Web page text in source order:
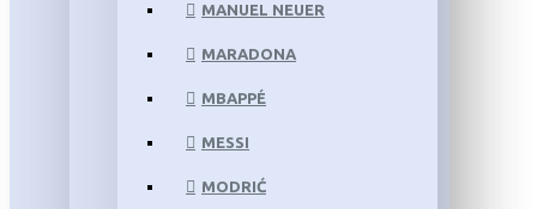
MANUEL NEUER
MARADONA
MBAPPÉ
MESSI
MODRIĆ